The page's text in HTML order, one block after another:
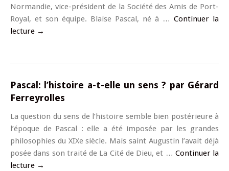
Normandie, vice-président de la Société des Amis de Port-
Royal, et son équipe. Blaise Pascal, né à … Continuer la
lecture →
Pascal: l’histoire a-t-elle un sens ? par Gérard
Ferreyrolles
La question du sens de l’histoire semble bien postérieure à
l’époque de Pascal : elle a été imposée par les grandes
philosophies du XIXe siècle. Mais saint Augustin l’avait déjà
posée dans son traité de La Cité de Dieu, et … Continuer la
lecture →